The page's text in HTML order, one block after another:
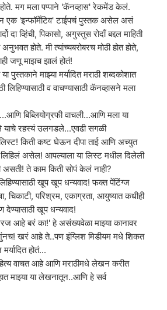
होते. मग मला पप्पाने 'कॅनव्हास' रेकमेंड केलं.
एक 'इन्फॉर्मेटिव' टाईपचं पुस्तक असेल असं
दा व्हिंची, पिकासो, अगुस्तुस रोदाँ बद्दल माहिती
होते. मी त्यांच्यबरोबरच मोठी होत होते,
जणू माझच झालं होतं!
माझ्या मर्यादित मराठी शब्दकोशात
व वाचण्यासाठी कॅनव्हासने मला
बिब्लियोग्रफी वाचली...आणि मला या
रहस्यं उलगडले...एवढी सगळी
किती कष्ट घेऊन दीपा ताई आणि अच्युत
असेल! आपल्याला या लिस्ट मधील दिलेली
असती! ते काम किती सोपं केलं नाही?
खूप खूप धन्यवाद! फक्त पेंटिंग्ज
चिकाटी, परिश्रम, एकाग्रता, आयुष्यात कधीही
खूप धन्यवाद!
आहे बरं का!' हे असंख्यवेळा माझ्या कानावर
खरं आहे ते..पण इंग्लिश मिडीयम मधे शिकत
होतं...
वाचत आहे आणि मराठीमधे लेखन करीत
माझ्या या लेखनातून..आणि हे सर्व